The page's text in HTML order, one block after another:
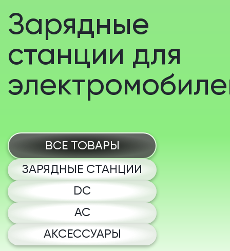
Зарядные
станции для
ВСЕ ТОВАРЫ
ЗАРЯДНЫЕ СТАНЦИИ
DC
AC
АКСЕССУАРЫ